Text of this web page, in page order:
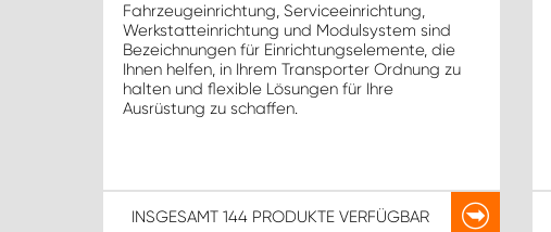
Fahrzeugeinrichtung, Serviceeinrichtung,
Werkstatteinrichtung und Modulsystem sind
Bezeichnungen für Einrichtungselemente, die
Ihnen helfen, in Ihrem Transporter Ordnung zu
halten und flexible Lösungen für Ihre
Ausrüstung zu schaffen.
INSGESAMT 144 PRODUKTEVERFÜGBAR